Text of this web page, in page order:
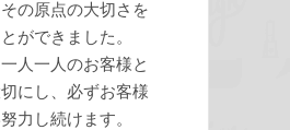
の原点の大切さを
ができました。
人一人のお客様と
にし、必ずお客様
力し続けます。